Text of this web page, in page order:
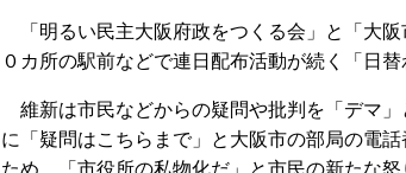
「明るい民主大阪府政をつくる会」と「大
０カ所の駅前などで連日配布活動が続く「日
維新は市民などからの疑問や批判を「デマ
に「疑問はこちらまで」と大阪市の部局の電
ため、「市役所の私物化だ」と市民の新たな